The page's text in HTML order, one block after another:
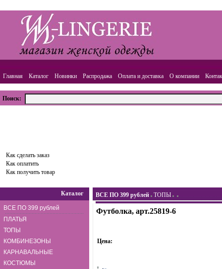
Главная Каталог Новинки Распродажа Оплата и доставка О компании
Поиск:
Как сделать заказ
Как оплатить
Как получить товар
Каталог
ВСЕ ПО 399 рублей
ПЛАТЬЯ
ТОПЫ
КОМБИНЕЗОНЫ
КАРНАВАЛЬНЫЕ
КОСТЮМЫ
ВСЕ ПО 399 рублей ТОПЫ
Футболка, арт.25819-6
Цена: